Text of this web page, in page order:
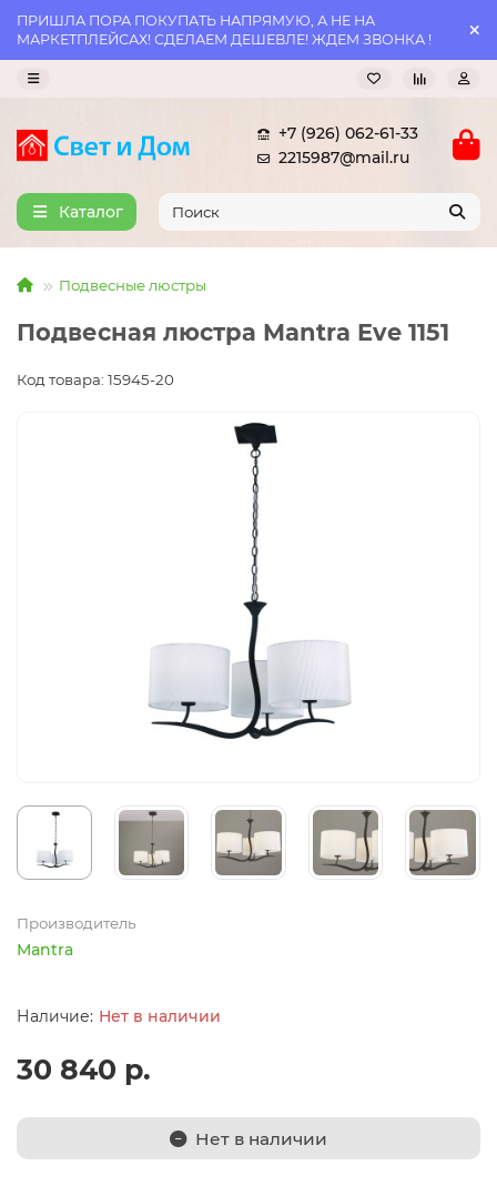
ПРИШЛА ПОРА ПОКУПАТЬ НАПРЯМУЮ, А НЕ НА
МАРКЕТПЛЕЙСАХ! СДЕЛАЕМ ДЕШЕВЛЕ! ЖДЕМ ЗВОНКА !
+7 (926) 062-61-33
2215987@mail.ru
Каталог
Подвесные люстры
Подвесная люстра Mantra Eve 1151
Код товара: 15945-20
Производитель
Mantra
Нет в наличии
30 840 р.
Нет в наличии